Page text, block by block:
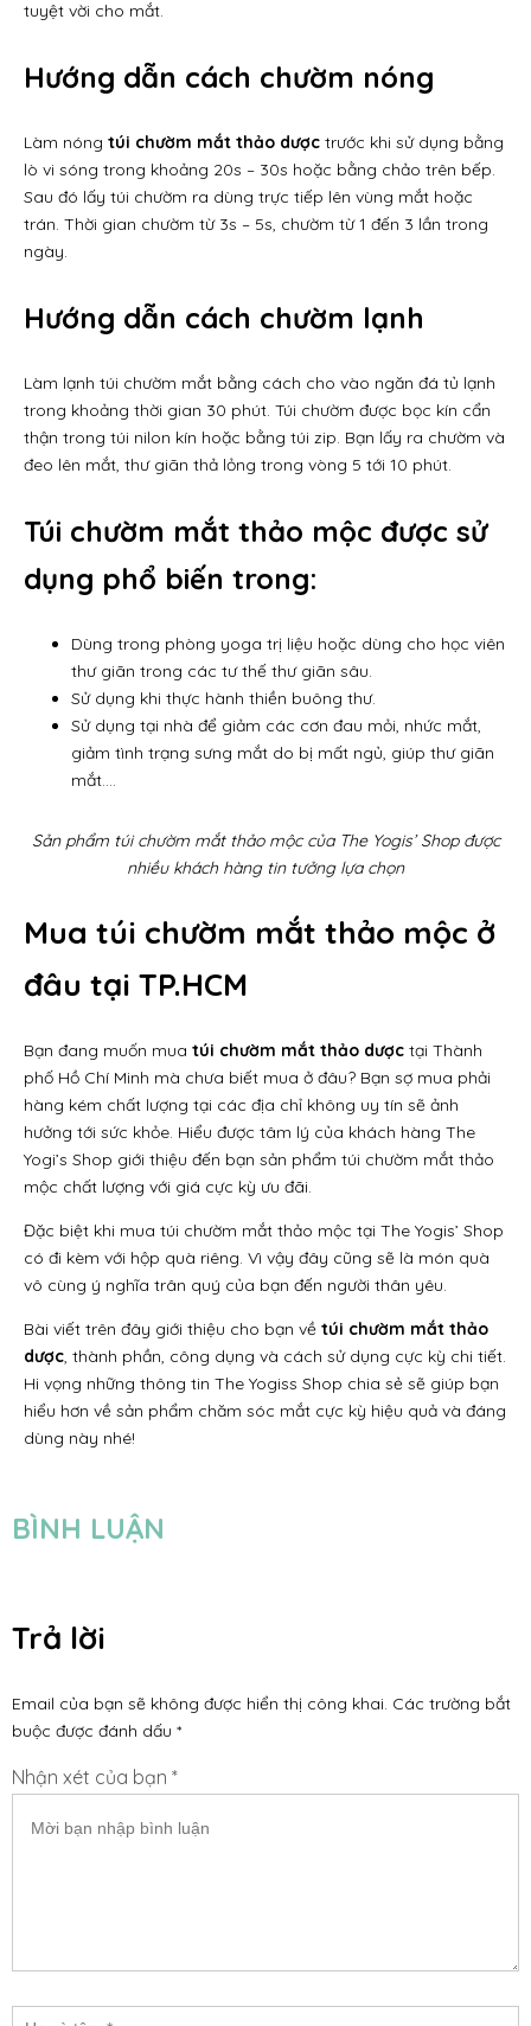
tuyệt vời cho mắt.
Hướng dẫn cách chườm nóng
Làm nóng túi chườm mắt thảo dược trước khi sử dụng bằng
lò vi sóng trong khoảng 20s – 30s hoặc bằng chảo trên bếp.
Sau đó lấy túi chườm ra dùng trực tiếp lên vùng mắt hoặc
trán. Thời gian chườm từ 3s – 5s, chườm từ 1 đến 3 lần trong
ngày.
Hướng dẫn cách chườm lạnh
Làm lạnh túi chườm mắt bằng cách cho vào ngăn đá tủ lạnh
trong khoảng thời gian 30 phút. Túi chườm được bọc kín cẩn
thận trong túi nilon kín hoặc bằng túi zip. Bạn lấy ra chườm và
đeo lên mắt, thư giãn thả lỏng trong vòng 5 tới 10 phút.
Túi chườm mắt thảo mộc được sử
dụng phổ biến trong:
Dùng trong phòng yoga trị liệu hoặc dùng cho học viên
thư giãn trong các tư thế thư giãn sâu.
Sử dụng khi thực hành thiền buông thư.
Sử dụng tại nhà để giảm các cơn đau mỏi, nhức mắt,
giảm tình trạng sưng mắt do bị mất ngủ, giúp thư giãn
mắt….
Sản phẩm túi chườm mắt thảo mộc của The Yogis’ Shop được
nhiều khách hàng tin tưởng lựa chọn
Mua túi chườm mắt thảo mộc ở
đâu tại TP.HCM
Bạn đang muốn mua túi chườm mắt thảo dược tại Thành
phố Hồ Chí Minh mà chưa biết mua ở đâu? Bạn sợ mua phải
hàng kém chất lượng tại các địa chỉ không uy tín sẽ ảnh
hưởng tới sức khỏe. Hiểu được tâm lý của khách hàng The
Yogi’s Shop giới thiệu đến bạn sản phẩm túi chườm mắt thảo
mộc chất lượng với giá cực kỳ ưu đãi.
Đặc biệt khi mua túi chườm mắt thảo mộc tại The Yogis’ Shop
có đi kèm với hộp quà riêng. Vì vậy đây cũng sẽ là món quà
vô cùng ý nghĩa trân quý của bạn đến người thân yêu.
Bài viết trên đây giới thiệu cho bạn về túi chườm mắt thảo
dược, thành phần, công dụng và cách sử dụng cực kỳ chi tiết.
Hi vọng những thông tin The Yogiss Shop chia sẻ sẽ giúp bạn
hiểu hơn về sản phẩm chăm sóc mắt cực kỳ hiệu quả và đáng
dùng này nhé!
BÌNH LUẬN
Trả lời
Email của bạn sẽ không được hiển thị công khai. Các trường bắt
buộc được đánh dấu *
Nhận xét của bạn *